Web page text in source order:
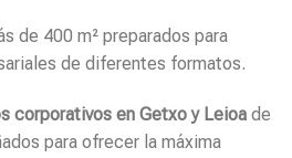
de 400 m² preparados para
de diferentes formatos.
corporativos en Getxo y Leioa de
para ofrecer la máxima